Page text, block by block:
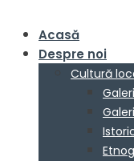
Acasă
Despre noi
Cultură